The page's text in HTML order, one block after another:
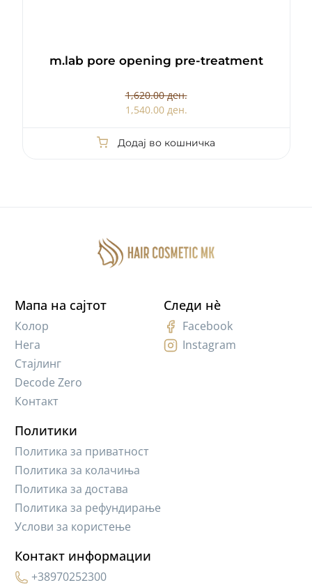
m.lab pore opening pre-treatment
1,620.00 ден.
1,540.00 ден.
Додај во кошничка
Мапа на сајтот
Колор
Нега
Стајлинг
Decode Zero
Контакт
Политики
Политика за приватност
Политика за колачиња
Политика за достава
Политика за рефундирање
Услови за користење
Контакт информации
+38970252300
Следи нè
Facebook
Instagram